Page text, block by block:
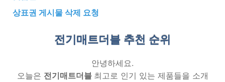
상표권 게시물 삭제 요청
전기매트더블 추천 순위
안녕하세요.
오늘은 전기매트더블 최고로 인기 있는 제품들을 소개